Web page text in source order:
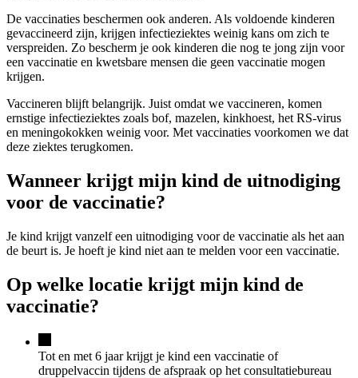
De vaccinaties beschermen ook anderen. Als voldoende kinderen
gevaccineerd zijn, krijgen infectieziektes weinig kans om zich te
verspreiden. Zo bescherm je ook kinderen die nog te jong zijn voor
een vaccinatie en kwetsbare mensen die geen vaccinatie mogen
krijgen.
Vaccineren blijft belangrijk. Juist omdat we vaccineren, komen
ernstige infectieziektes zoals bof, mazelen, kinkhoest, het RS-virus
en meningokokken weinig voor. Met vaccinaties voorkomen we dat
deze ziektes terugkomen.
Wanneer krijgt mijn kind de uitnodiging
voor de vaccinatie?
Je kind krijgt vanzelf een uitnodiging voor de vaccinatie als het aan
de beurt is. Je hoeft je kind niet aan te melden voor een vaccinatie.
Op welke locatie krijgt mijn kind de
vaccinatie?
Tot en met 6 jaar krijgt je kind een vaccinatie of
druppelvaccin tijdens de afspraak op het consultatiebureau